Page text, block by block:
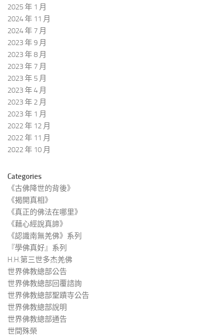
2025 年 1 月
2024 年 11 月
2024 年 7 月
2023 年 9 月
2023 年 8 月
2023 年 7 月
2023 年 5 月
2023 年 4 月
2023 年 2 月
2023 年 1 月
2022 年 12 月
2022 年 11 月
2022 年 10 月
Categories
《古佛降世的背後》
《揭開真相》
《真正的佛法在哪里》
《藉心經說真諦》
《認識南無羌佛》系列
『學佛真好』系列
H.H.第三世多杰羌佛
世界佛教總部公告
世界佛教總部回覆諮詢
世界佛教總部聖蹟寺公告
世界佛教總部說明
世界佛教總部通告
世間殊榮